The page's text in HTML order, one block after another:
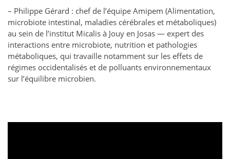
– Philippe Gérard : chef de l’équipe Amipem (Alimentation,
microbiote intestinal, maladies cérébrales et métaboliques)
au sein de l’institut Micalis à Jouy en Josas — expert des
interactions entre microbiote, nutrition et pathologies
métaboliques, qui travaille notamment sur les effets de
régimes occidentalisés et de polluants environnementaux
sur l’équilibre microbien.